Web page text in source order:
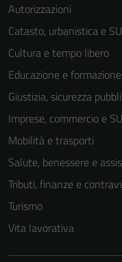
Autorizzazioni
Catasto, urbanistica e
Cultura e tempo libero
Educazione e formazione
Giustizia, sicurezza
Imprese, commercio e
Mobilità e trasporti
Salute, benessere e
Tributi, finanze e
Turismo
Vita lavorativa